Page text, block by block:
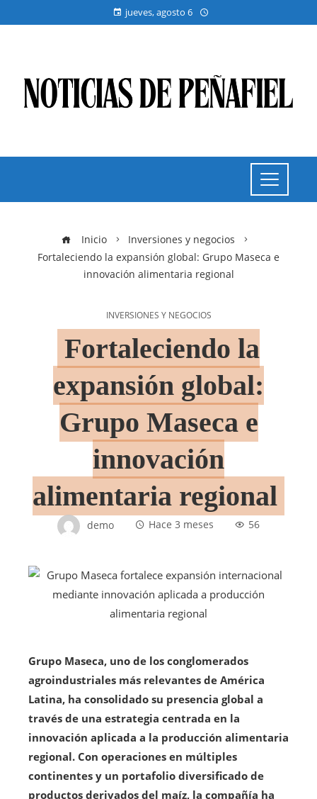
jueves, agosto 6
Inicio
Inversiones y negocios
Fortaleciendo la expansión global: Grupo Maseca e
innovación alimentaria regional
INVERSIONES Y NEGOCIOS
Fortaleciendo la
expansión global:
Grupo Maseca e
innovación
alimentaria regional
demo Hace 3 meses 56
Grupo Maseca, uno de los conglomerados
agroindustriales más relevantes de América
Latina, ha consolidado su presencia global a
través de una estrategia centrada en la
innovación aplicada a la producción alimentaria
regional. Con operaciones en múltiples
continentes y un portafolio diversificado de
productos derivados del maíz, la compañía ha